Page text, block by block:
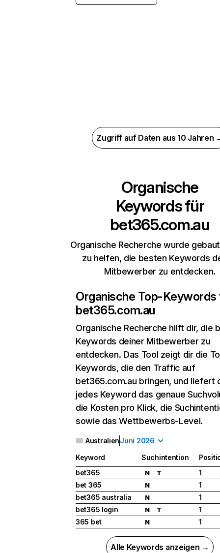
Zugriff auf Daten aus 10 Jahren
Organische
Keywords für
bet365.com.au
Organische Recherche wurde
zu helfen, die besten Keywords
Mitbewerber zu entdecken.
Organische Top-Keywords
bet365.com.au
Organische Recherche hilft dir, die
Keywords deiner Mitbewerber zu
entdecken. Das Tool zeigt dir die
Keywords, die den Traffic auf
bet365.com.au bringen, und liefert
jedes Keyword das genaue
die Kosten pro Klick, die
sowie das Wettbewerbs-Level.
AustralienJuni 2026
Keyword Suchintention
bet365
N T
1
bet 365
N
1
bet365 australia
N
1
bet365 login
N T
1
365 bet
N 1
Alle Keywords anzeigen →